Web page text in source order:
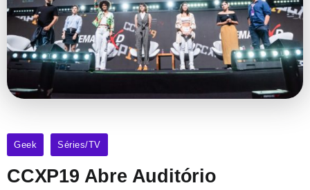
Geek Séries/TV
CCXP19 Abre Auditório